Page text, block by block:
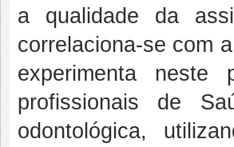
a qualidade da
correlaciona-se com
experimenta
profissionais de
odontológica,